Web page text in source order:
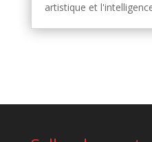
artistique et